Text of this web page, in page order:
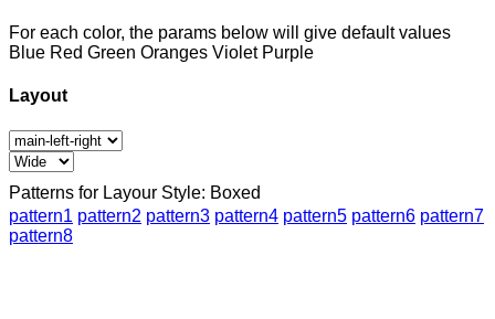
For each color, the params below will give default values
Blue Red Green Oranges Violet Purple
Layout
Patterns for Layour Style: Boxed
pattern1 pattern2 pattern3 pattern4 pattern5 pattern6 pattern7
pattern8